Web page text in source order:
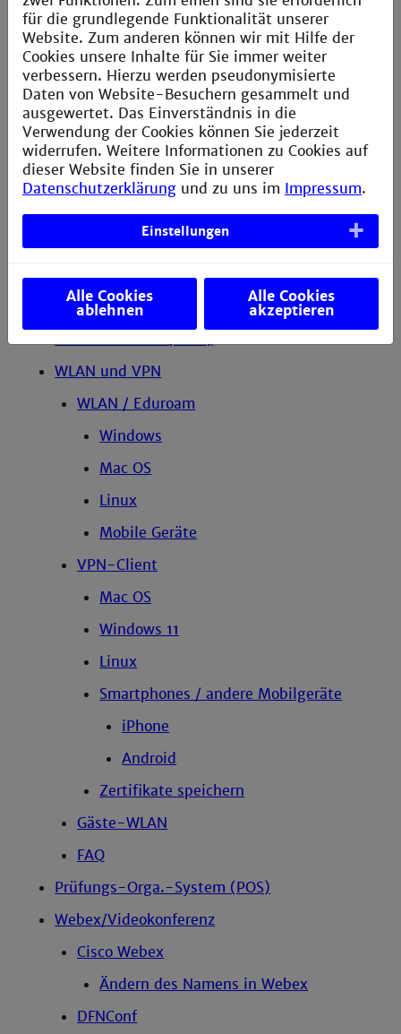
SPAM-Filter
Information zur Spamfilterung
E-Mails archivieren
Thunderbird-E-Mails archivieren
Outlook-E-Mails archivieren
Kalender mit Clousi synchronisieren
Terminfinder (Dudle)
Anleitung Buchungssystem
Moodle-Lernplattform
WLAN und VPN
WLAN / Eduroam
Windows
Mac OS
Linux
Mobile Geräte
VPN-Client
Mac OS
Windows 11
Linux
Smartphones / andere Mobilgeräte
iPhone
Android
Zertifikate speichern
Gäste-WLAN
FAQ
Prüfungs-Orga.-System (POS)
Webex/Videokonferenz
Cisco Webex
Ändern des Namens in Webex
DFNConf
für die grundlegende Funktionalität unserer
Website. Zum anderen können wir mit Hilfe der
Cookies unsere Inhalte für Sie immer weiter
verbessern. Hierzu werden pseudonymisierte
Daten von Website-Besuchern gesammelt und
ausgewertet. Das Einverständnis in die
Verwendung der Cookies können Sie jederzeit
widerrufen. Weitere Informationen zu Cookies auf
dieser Website finden Sie in unserer
Datenschutzerklärung und zu uns im Impressum.
Einstellungen
Alle Cookies
ablehnen
Alle Cookies
akzeptieren